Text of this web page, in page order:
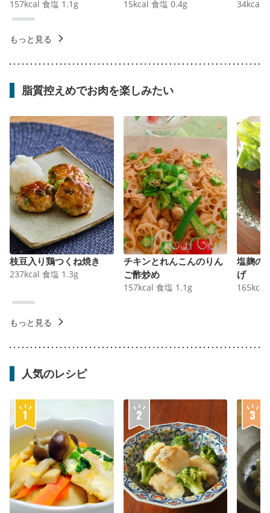
157kcal 食塩 1.1 g 15kcal 食塩 0.4g 34kcal
もっと見る
脂質控えめでお肉を楽しみたい
枝豆入り鶏つくね焼き
237kcal 食塩 1.3g
チキンとれんこんのりん
ご酢炒め
157kcal 食塩 1.1 g
塩麹の
げ
165kcal
もっと見る
人気のレシピ